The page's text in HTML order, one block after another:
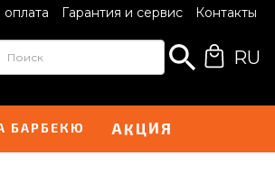
Гарантия и сервис Контакты
RU
БАРБЕКЮ АКЦИЯ